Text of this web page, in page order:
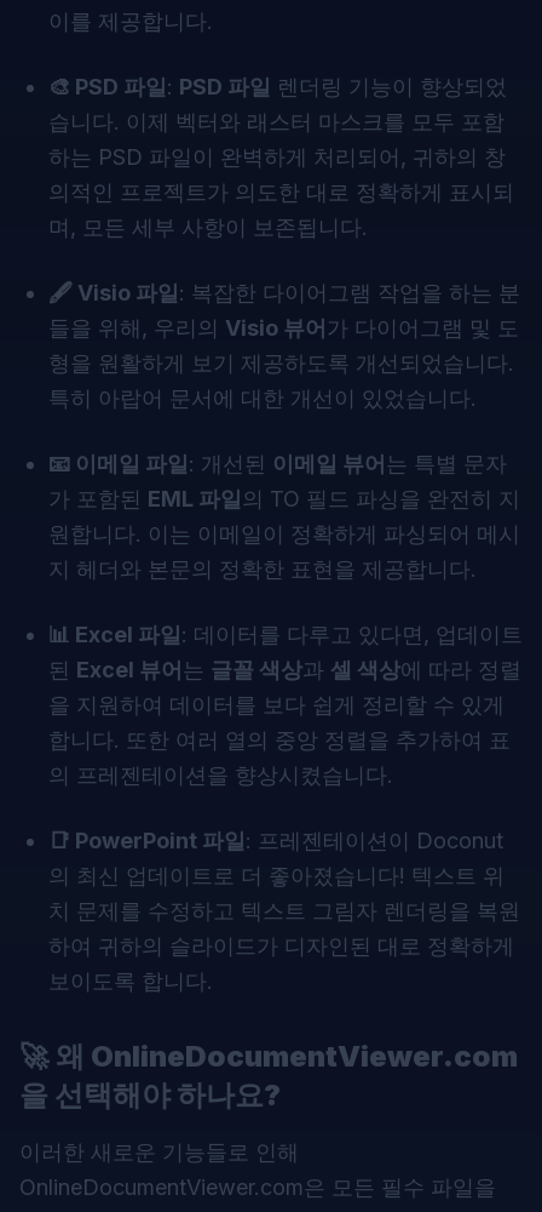
이를 제공합니다.
🎨 PSD 파일 : PSD 파일 렌더링 기능이 향상되었
습니다. 이제 벡터와 래스터 마스크를 모두 포함
하는 PSD 파일이 완벽하게 처리되어, 귀하의 창
의적인 프로젝트가 의도한 대로 정확하게 표시되
며, 모든 세부 사항이 보존됩니다.
🖋 Visio 파일 : 복잡한 다이어그램 작업을 하는 분
들을 위해, 우리의 Visio 뷰어 가 다이어그램 및 도
형을 원활하게 보기 제공하도록 개선되었습니다.
특히 아랍어 문서에 대한 개선이 있었습니다.
📧 이메일 파일 : 개선된 이메일 뷰어 는 특별 문자
가 포함된 EML 파일 의 TO 필드 파싱을 완전히 지
원합니다. 이는 이메일이 정확하게 파싱되어 메시
지 헤더와 본문의 정확한 표현을 제공합니다.
📊 Excel 파일 : 데이터를 다루고 있다면, 업데이트
된 Excel 뷰어 는 글꼴 색상과 셀 색상에 따라 정렬
을 지원하여 데이터를 보다 쉽게 정리할 수 있게
합니다. 또한 여러 열의 중앙 정렬을 추가하여 표
의 프레젠테이션을 향상시켰습니다.
📑 PowerPoint 파일 : 프레젠테이션이 Doconut
의 최신 업데이트로 더 좋아졌습니다! 텍스트 위
치 문제를 수정하고 텍스트 그림자 렌더링을 복원
하여 귀하의 슬라이드가 디자인된 대로 정확하게
보이도록 합니다.
🚀 왜 OnlineDocumentViewer.com
을 선택해야 하나요?
이러한 새로운 기능들로 인해
OnlineDocumentViewer.com은 모든 필수 파일을